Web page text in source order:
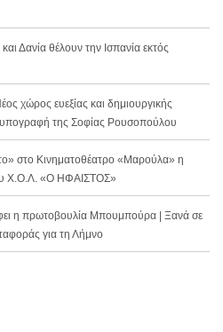
Δανία θέλουν την Ισπανία εκτός
χώρος ευεξίας και δημιουργικής
υπογραφή της Σοφίας Ρουσοπούλου
στο Κινηματοθέατρο «Μαρούλα» η
Χ.Ο.Λ. «Ο ΗΦΑΙΣΤΟΣ»
η πρωτοβουλία Μπουμπούρα | Ξανά σε
για τη Λήμνο